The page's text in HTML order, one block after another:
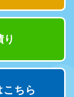
こちら
川県
年中無休
梨県
5257